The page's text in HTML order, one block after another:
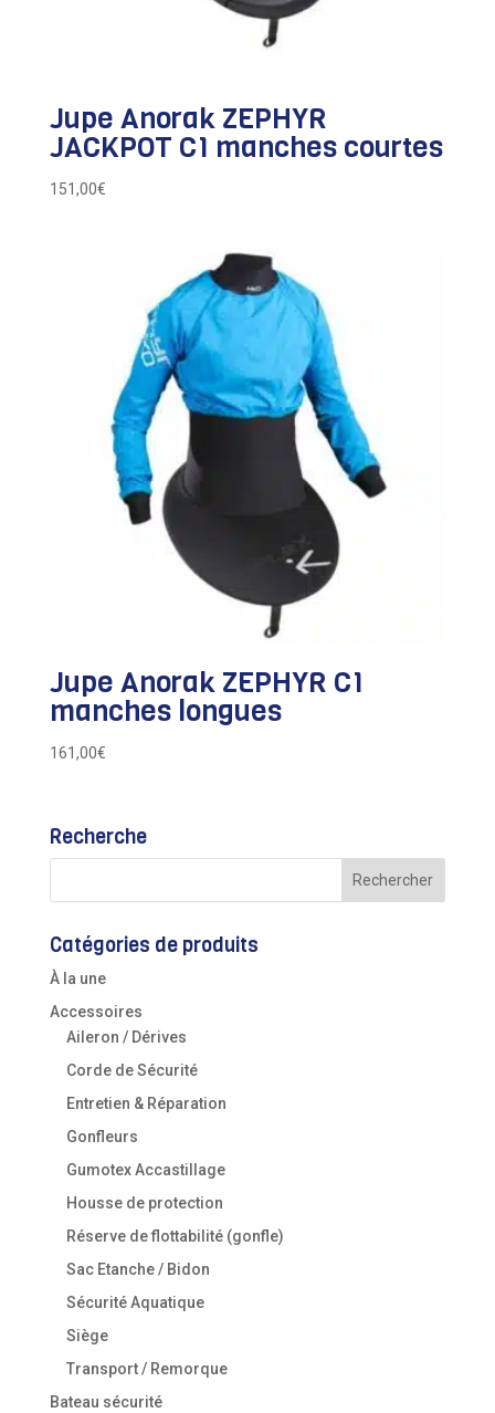
Jupe Anorak ZEPHYR
JACKPOT C1 manches courtes
151,00€
Jupe Anorak ZEPHYR C1
manches longues
161,00€
Recherche
Catégories de produits
À la une
Accessoires
Aileron / Dérives
Corde de Sécurité
Entretien & Réparation
Gonfleurs
Gumotex Accastillage
Housse de protection
Réserve de flottabilité (gonfle)
Sac Etanche / Bidon
Sécurité Aquatique
Siège
Transport / Remorque
Bateau sécurité